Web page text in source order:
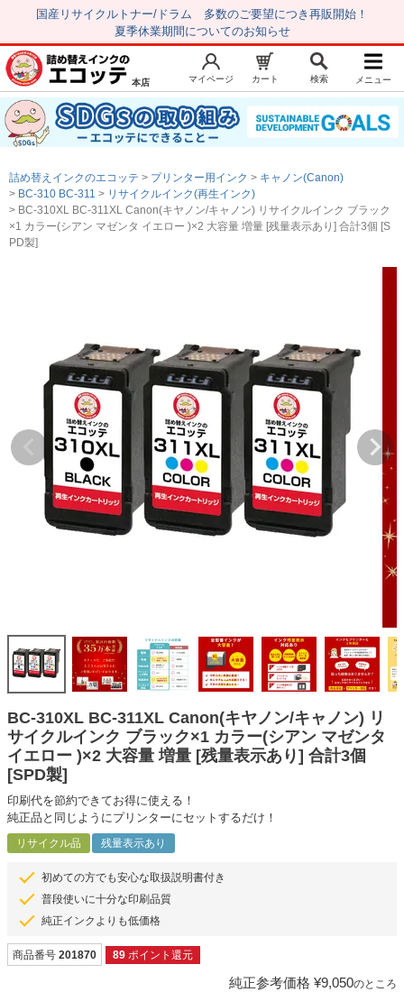
国産リサイクルトナー/ドラム 多数のご要望につき再販開始！
夏季休業期間についてのお知らせ
新規会員登録 マイページ
トップページ お気に入り
注文履歴 レビュー履歴
はじめての方へ
エプソンインク
ブラザーインク
詰め替えインク
互換インクボトル
互換インクカートリッジ
再生インクカートリッジ
記事を探す
ご利用ガイド
よくある質問
会員専用商品
説明書ダウンロード
本店 マイページ カート 検索 メニュー
詰め替えインクのエコッテ プリンター用インク
キャノン(Canon)
BC-310 BC-311
リサイクルインク(再生インク)
BC-310XL BC-311XL Canon(キヤノン/キャノン) リサイクルインク ブラック
×1 カラー(シアン マゼンタ イエロー )×2 大容量 増量 [残量表示あり] 合計3個 [S
PD製]
BC-310XL BC-311XL Canon(キヤノン/キャノン) リ
サイクルインク ブラック×1 カラー(シアン マゼンタ
イエロー )×2 大容量 増量 [残量表示あり] 合計3個
[SPD製]
印刷代を節約できてお得に使える！
純正品と同じようにプリンターにセットするだけ！
リサイクル品 残量表示あり
初めての方でも安心な取扱説明書付き
普段使いに十分な印刷品質
純正インクよりも低価格
商品番号 201870 89 ポイント還元
純正参考価格 ¥9,050のところ